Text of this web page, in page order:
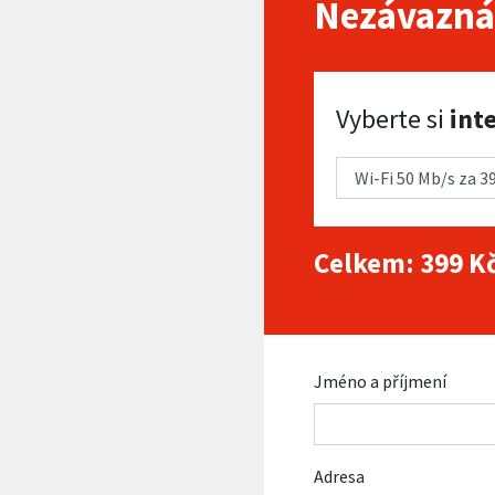
Vyberte si internet
Vyberte si
Celkem: 399
Jméno a příjmení
Adresa